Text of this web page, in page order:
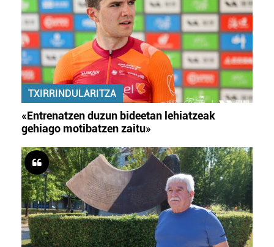
TXIRRINDULARITZA
«Entrenatzen duzun bideetan lehiatzeak
gehiago motibatzen zaitu»